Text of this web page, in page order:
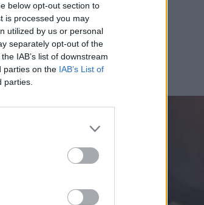
below opt-out section to
is processed you may
utilized by us or personal
separately opt-out of the
IAB’s list of downstream
parties on the IAB’s List of
parties.